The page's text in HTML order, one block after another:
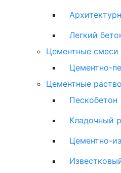
Легкий
Цементные смеси
Цементно-
Цементные
Пескобетон
Кладочный
Цементно-